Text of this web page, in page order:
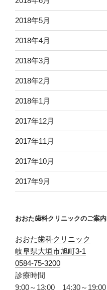
2018年5月
2018年4月
2018年3月
2018年2月
2018年1月
2017年12月
2017年11月
2017年10月
2017年9月
おおた歯科クリニックのご案内
おおた歯科クリニック
岐阜県大垣市旭町3-1
0584-75-3200
診療時間
9:00～13:00 14:30～19:00